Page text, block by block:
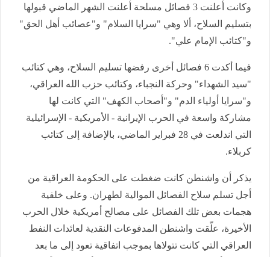
وكانت أعلنت 3 فصائل مسلحة أعلنت الشهر الماضي قبولها
بتسليم السلاح، ألا وهي "سرايا السلام" و"عصائب أهل الحق"
و"كتائب الإمام علي".
فيما أكدت 6 فصائل أخرى رفضها تسليم السلاح، وهي كتائب
"سيد الشهداء" وحركة النجباء، وكتائب حزب الله العراقي،
و"سرايا أولياء الدم" و"أصحاب الكهف" التي كانت لها
مشاركة واسعة في الحرب الإيرانية - الأمريكية - الإسرائيلية
التي اندلعت في 28 فبراير الماضي، بالإضافة إلى كتائب
كربلاء.
يذكر أن واشنطن كانت ضغطت على الحكومة العراقية من
أجل تسلم سلاح الفصائل الموالية لطهران. وعلى خلفية
هجمات بعض تلك الفصائل على مصالح أمريكية خلال الحرب
الأخيرة، علّقت واشنطن المدفوعات النقدية لعائدات النفط
العراقي التي كانت تتولاها بموجب اتفاقية تعود إلى ما بعد